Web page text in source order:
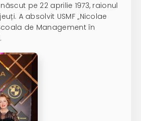
pe 22 aprilie 1973, raionul
A absolvit USMF „Nicolae
de Management în